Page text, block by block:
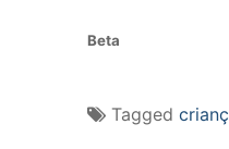
Beta
Tagged